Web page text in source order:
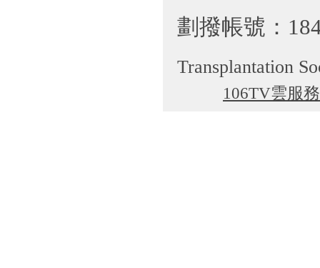
劃撥帳號：
Transplantation
106TV雲服務